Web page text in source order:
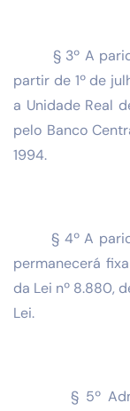
§ 3º A
partir de 1º de
a Unidade Real
pelo Banco
1994.
§ 4º A
permanecerá
da Lei nº 8.880,
Lei.
§ 5º